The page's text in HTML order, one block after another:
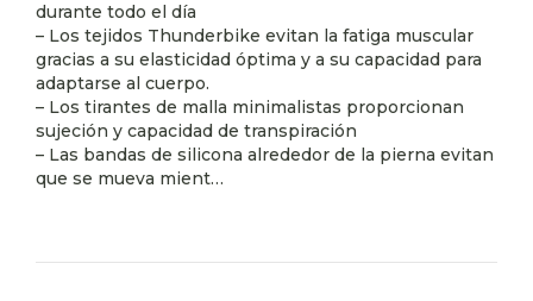
durante todo el día
– Los tejidos Thunderbike evitan la fatiga muscular
gracias a su elasticidad óptima y a su capacidad para
adaptarse al cuerpo.
– Los tirantes de malla minimalistas proporcionan
sujeción y capacidad de transpiración
– Las bandas de silicona alrededor de la pierna evitan
que se mueva mient…